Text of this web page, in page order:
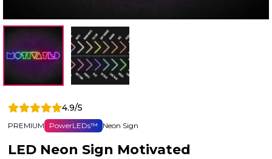
4.9/5
PREMIUM PowerLEDs™ Neon Sign
LED Neon Sign Motivated